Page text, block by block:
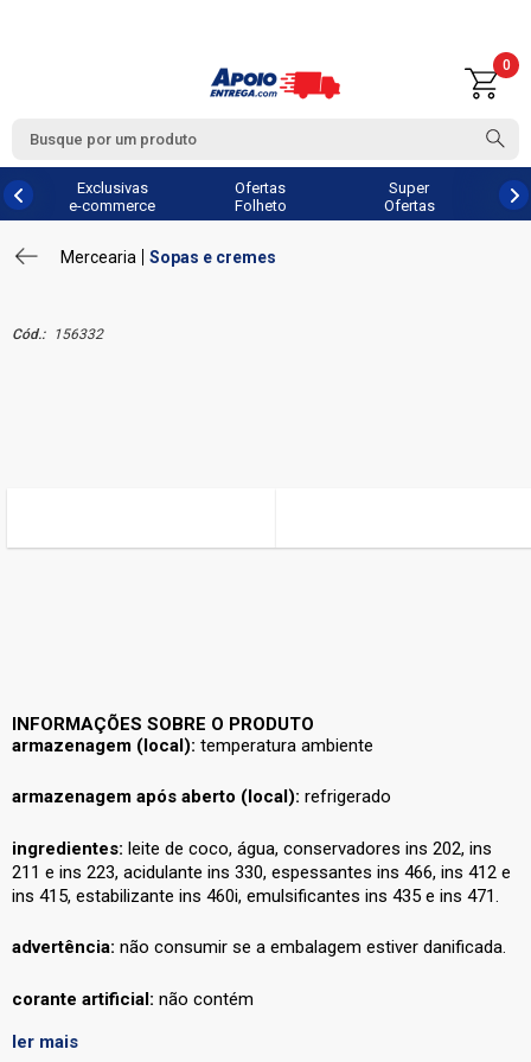
0
Exclusivas
e-commerce
Ofertas
Folheto
Super
Ofertas
Mercearia Sopas e cremes
Cód.: 156332
INFORMAÇÕES SOBRE O PRODUTO
armazenagem (local): temperatura ambiente
armazenagem após aberto (local): refrigerado
ingredientes: leite de coco, água, conservadores ins 202, ins
211 e ins 223, acidulante ins 330, espessantes ins 466, ins 412 e
ins 415, estabilizante ins 460i, emulsificantes ins 435 e ins 471.
advertência: não consumir se a embalagem estiver danificada.
corante artificial: não contém
nome principal do item:
ler mais